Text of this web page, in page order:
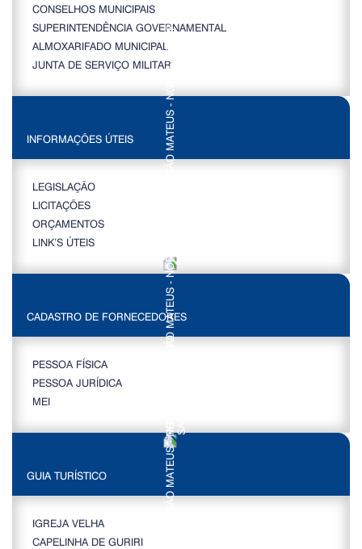
CONSELHOS MUNICIPAIS
SUPERINTENDÊNCIA GOVERNAMENTAL
ALMOXARIFADO MUNICIPAL
JUNTA DE SERVIÇO MILITAR
INFORMAÇÕES ÚTEIS
LEGISLAÇÃO
LICITAÇÕES
ORÇAMENTOS
LINK’S ÚTEIS
CADASTRO DE FORNECEDORES
PESSOA FÍSICA
PESSOA JURÍDICA
MEI
GUIA TURÍSTICO
IGREJA VELHA
CAPELINHA DE GURIRI